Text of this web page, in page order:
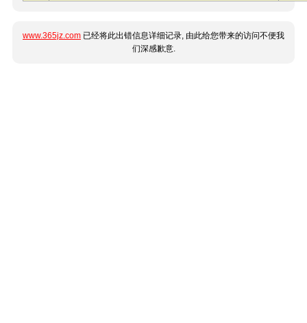
www.365jz.com 已经将此出错信息详细记录, 由此给您带来的访问不便我
们深感歉意.